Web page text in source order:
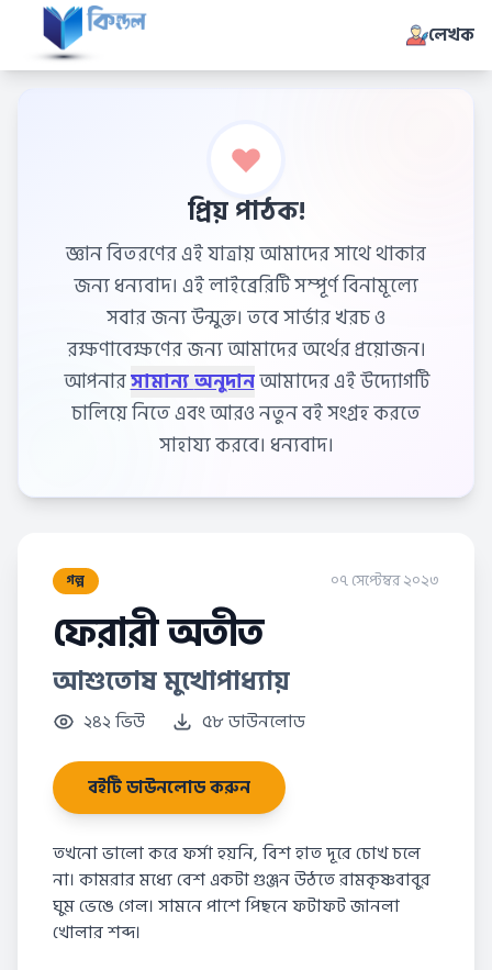
লেখক
প্রিয় পাঠক!
জ্ঞান বিতরণের এই যাত্রায় আমাদের সাথে থাকার
জন্য ধন্যবাদ। এই লাইব্রেরিটি সম্পূর্ণ বিনামূল্যে
সবার জন্য উন্মুক্ত। তবে সার্ভার খরচ ও
রক্ষণাবেক্ষণের জন্য আমাদের অর্থের প্রয়োজন।
আপনার
সামান্য অনুদানআমাদের এই উদ্যোগটি
চালিয়ে নিতে এবং আরও নতুন বই সংগ্রহ করতে
সাহায্য করবে। ধন্যবাদ।
গল্প ০৭ সেপ্টেম্বর ২০২৩
ফেরারী অতীত
আশুতোষ মুখোপাধ্যায়
২৪২ ভিউ ৫৮ ডাউনলোড
বইটি ডাউনলোড করুন
তখনো ভালো করে ফর্সা হয়নি, বিশ হাত দূরে চোখ চলে
না। কামরার মধ্যে বেশ একটা গুঞ্জন উঠতে রামকৃষ্ণবাবুর
ঘুম ভেঙে গেল। সামনে পাশে পিছনে ফটাফট জানলা
খোলার শব্দ।